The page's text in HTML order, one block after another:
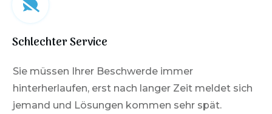
Schlechter Service
Sie müssen Ihrer Beschwerde immer
hinterherlaufen, erst nach langer Zeit meldet sich
jemand und Lösungen kommen sehr spät.